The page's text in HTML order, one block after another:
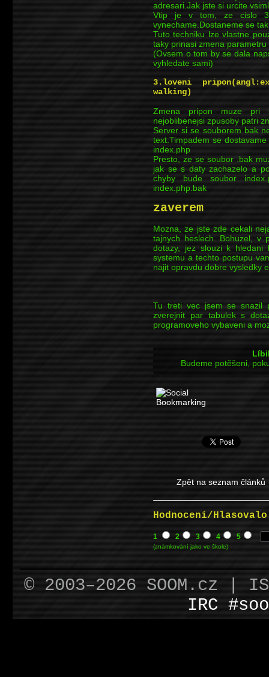
adresari.Jak jste si urcite
Vtip je v tom, ze cislo 3
vynechame.Dostaneme se
Tuto techniku lze vlastne
taky prinasi zmena parametru
(Ovsem o tom by se dala
vyhledate sami)
3.loveni
walking)
Zmena pripon muze pri
nejoblibenejsi zpusoby patri
Server si se souborem bak
text.Timpadem se
index.php
Presto, ze se soubor .bak
jak se s daty zachazelo a
chyby bude soubor
index.php.bak
zaverem
Mozna, ze jste zde cekali
tajnych heslech. Bohuzel, v
dotazy, jez slouzi k hledani
systemu a techto postupu
najit opravdu dobre vysledky
Tu treti vec jsem se snazil
zverejnit par tabulek s
programoveho vybaveni a
Budeme potěšeni,
Zpět na seznam článků
Hodnocení/
1 2 3 4 5
(známkování jako ve škole)
© 2003–2026 SOOM.cz |
IRC